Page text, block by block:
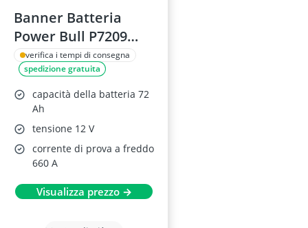
Banner Batteria
Power Bull P7209
72Ah
verifica i tempi di consegna
spedizione gratuita
capacità della batteria 72
Ah
tensione 12 V
corrente di prova a freddo
660 A
Visualizza prezzo →